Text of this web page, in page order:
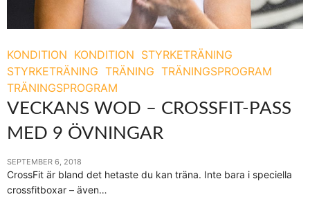
KONDITION KONDITION STYRKETRÄNING
STYRKETRÄNING TRÄNING TRÄNINGSPROGRAM
TRÄNINGSPROGRAM
VECKANS WOD – CROSSFIT-PASS
MED 9 ÖVNINGAR
SEPTEMBER 6, 2018
CrossFit är bland det hetaste du kan träna. Inte bara i speciella
crossfitboxar – även…